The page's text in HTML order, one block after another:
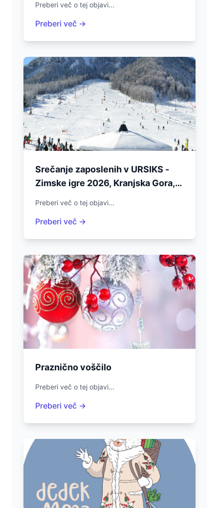
Preberi več o tej objavi...
Preberi več →
Srečanje zaposlenih v URSIKS -
Zimske igre 2026, Kranjska Gora,
Preberi več o tej objavi...
Preberi več →
Praznično voščilo
Preberi več o tej objavi...
Preberi več →